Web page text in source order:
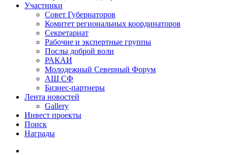
Участники
Совет Губернаторов
Комитет региональных координаторов
Секретариат
Рабочие и экспертные группы
Послы доброй воли
РАКАИ
Молодежный Северный Форум
АШ СФ
Бизнес-партнеры
Лента новостей
Gallery
Инвест проекты
Поиск
Награды